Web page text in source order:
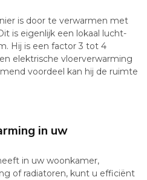
is door te verwarmen met
is eigenlijk een lokaal lucht-
Hij is een factor 3 tot 4
elektrische vloerverwarming
voordeel kan hij de ruimte
in uw
in uw woonkamer,
of radiatoren, kunt u efficiënt